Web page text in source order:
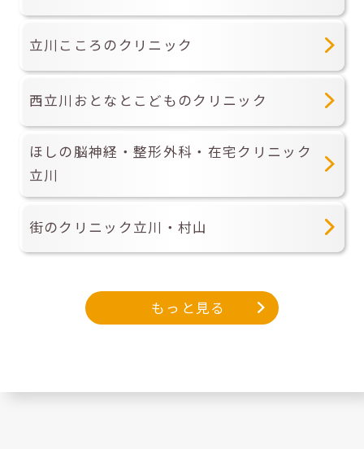
立川こころのクリニック
西立川おとなとこどものクリニック
ほしの脳神経・整形外科・在宅クリニック
立川
街のクリニック立川・村山
もっと見る